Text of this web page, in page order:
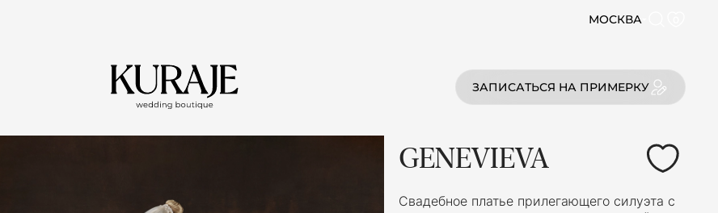
МОСКВА
ЗАПИСАТЬСЯ НА ПРИМЕРКУ
GENEVIEVA
Свадебное платье прилегающего силуэта с